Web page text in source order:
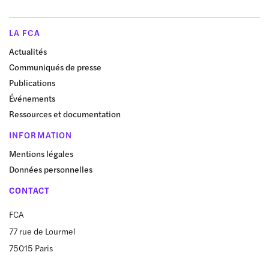
LA FCA
Actualités
Communiqués de presse
Publications
Événements
Ressources et documentation
INFORMATION
Mentions légales
Données personnelles
CONTACT
FCA
77 rue de Lourmel
75015 Paris